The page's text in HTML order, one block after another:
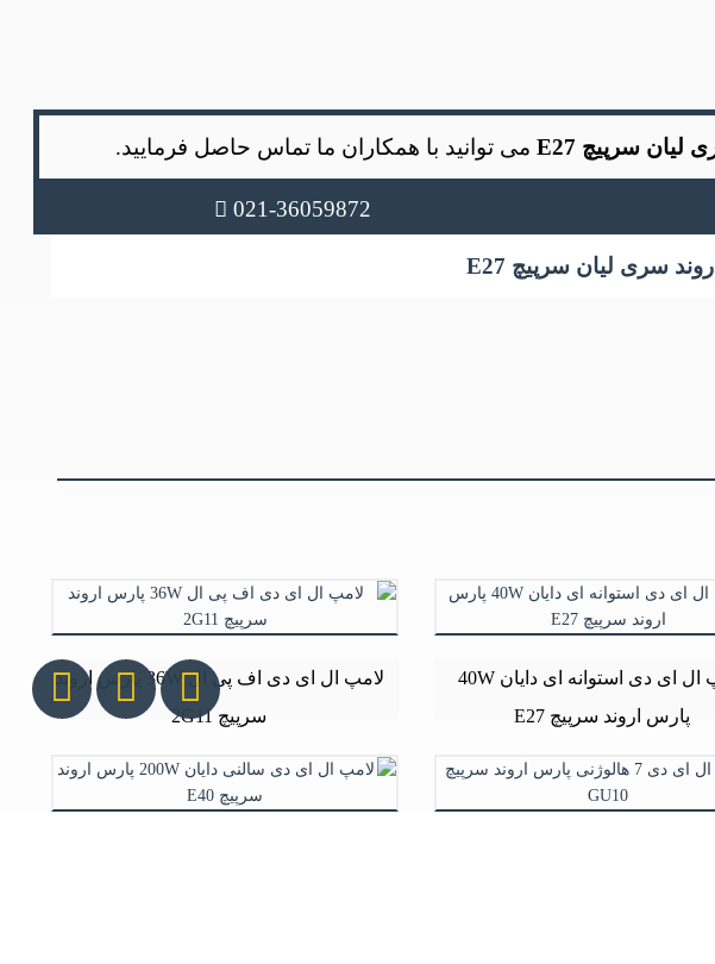
می توانید با همکاران ما تماس حاصل فرمایید.
021-36059872
لامپ ال ای دی استوانه ای دایان 40W
پارس اروند سرپیچ E27
لامپ ال ای دی اف پی ال 36W پارس اروند
سرپیچ 2G11